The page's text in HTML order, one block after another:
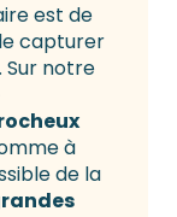
est de
capturer
Sur notre
à
de la